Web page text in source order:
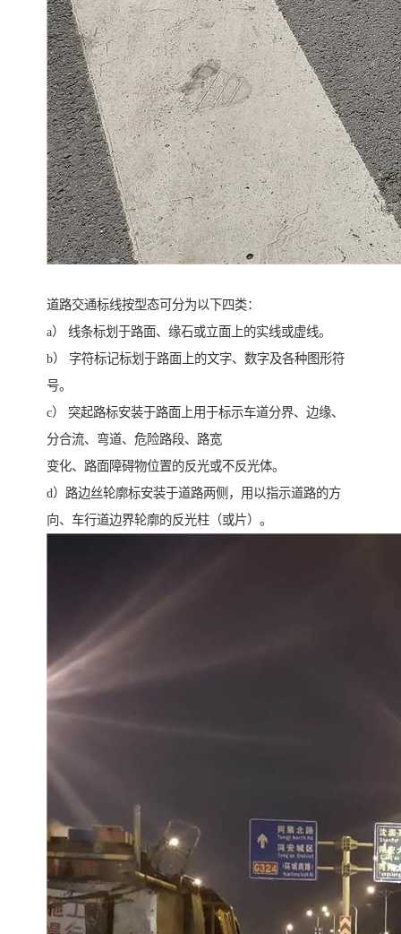
道路交通标线按型态可分为以下四类：
a） 线条标划于路面、缘石或立面上的实线或虚线。
b） 字符标记标划于路面上的文字、数字及各种图形符
号。
c） 突起路标安装于路面上用于标示车道分界、边缘、
分合流、弯道、危险路段、路宽
变化、路面障碍物位置的反光或不反光体。
d）路边丝轮廓标安装于道路两侧，用以指示道路的方
向、车行道边界轮廓的反光柱（或片）。